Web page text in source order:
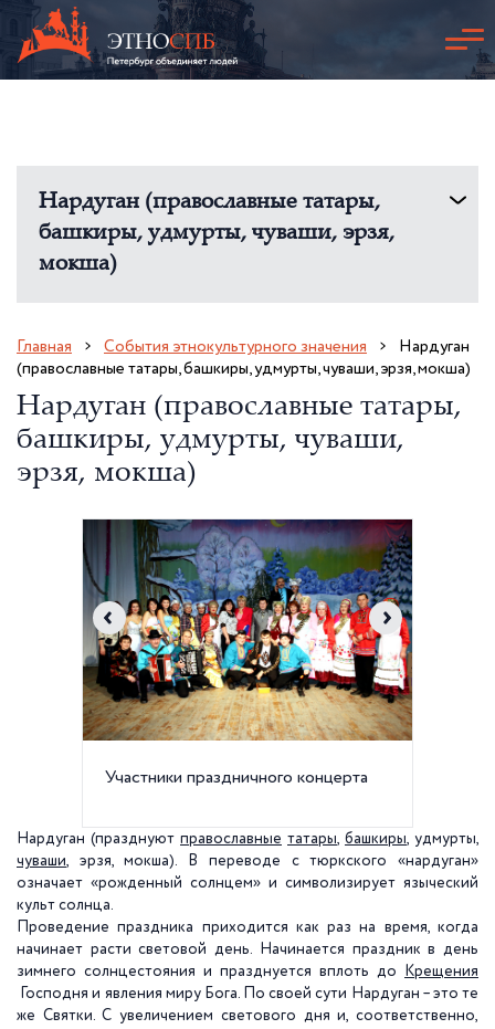
Нардуган (православные татары,
башкиры, удмурты, чуваши, эрзя,
мокша)
Главная События этнокультурного значения
Нардуган
(православные татары, башкиры, удмурты, чуваши, эрзя, мокша)
Нардуган (православные татары,
башкиры, удмурты, чуваши,
эрзя, мокша)
Участники праздничного концерта
Нардуган (празднуют православные татары, башкиры, удмурты,
чуваши, эрзя, мокша). В переводе с тюркского «нардуган»
означает «рожденный солнцем» и символизирует языческий
культ солнца.
Проведение праздника приходится как раз на время, когда
начинает расти световой день. Начинается праздник в день
зимнего солнцестояния и празднуется вплоть до
Крещения
Господня и явления миру Бога. По своей сути Нардуган – это те
же Святки. С увеличением светового дня и, соответственно,